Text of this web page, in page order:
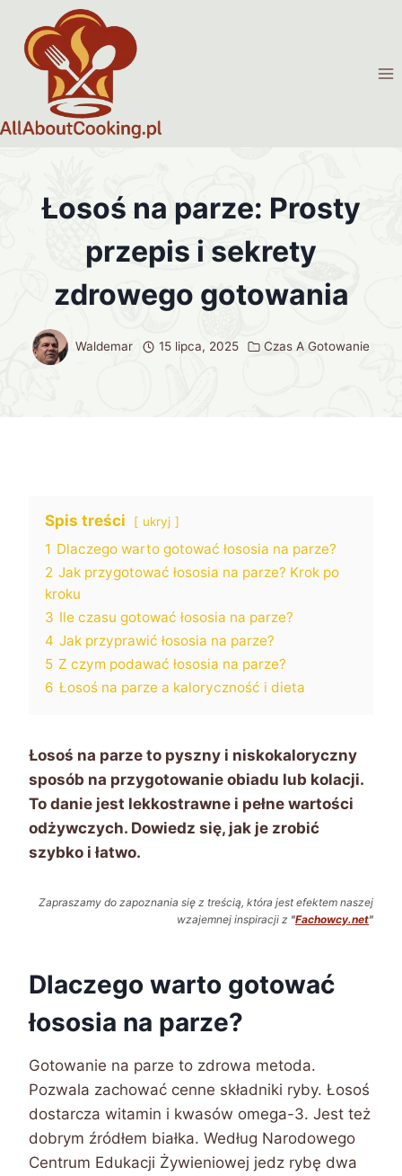
treści
Łosoś na parze: Prosty
przepis i sekrety
zdrowego gotowania
Waldemar 15 lipca, 2025 Czas A Gotowanie
Spis treści ukryj
1 Dlaczego warto gotować łososia na parze?
2 Jak przygotować łososia na parze? Krok po
kroku
3 Ile czasu gotować łososia na parze?
4 Jak przyprawić łososia na parze?
5 Z czym podawać łososia na parze?
6 Łosoś na parze a kaloryczność i dieta
Łosoś na parze to pyszny i niskokaloryczny
sposób na przygotowanie obiadu lub kolacji.
To danie jest lekkostrawne i pełne wartości
odżywczych. Dowiedz się, jak je zrobić
szybko i łatwo.
Zapraszamy do zapoznania się z treścią, która jest efektem naszej
wzajemnej inspiracji z "Fachowcy.net"
Dlaczego warto gotować
łososia na parze?
Gotowanie na parze to zdrowa metoda.
Pozwala zachować cenne składniki ryby. Łosoś
dostarcza witamin i kwasów omega-3. Jest też
dobrym źródłem białka. Według Narodowego
Centrum Edukacji Żywieniowej jedz rybę dwa